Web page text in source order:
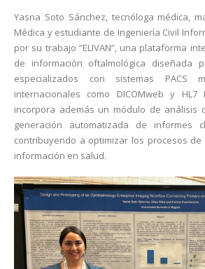
Yasna Soto Sánchez, tecnóloga médica,
Médica y estudiante de Ingeniería Civil
por su trabajo “ELIVAN”, una plataforma
de información oftalmológica diseñada
especializados con sistemas PACS
internacionales como DICOMweb y HL7
incorpora además un módulo de análisis
generación automatizada de informes
contribuyendo a optimizar los procesos
información en salud.